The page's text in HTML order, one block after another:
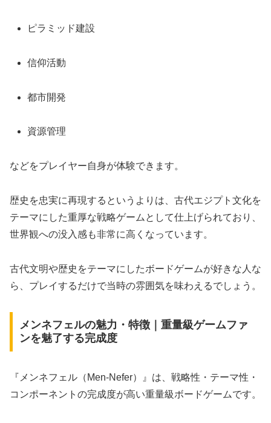
ピラミッド建設
信仰活動
都市開発
資源管理
などをプレイヤー自身が体験できます。
歴史を忠実に再現するというよりは、古代エジプト文化を
テーマにした重厚な戦略ゲームとして仕上げられており、
世界観への没入感も非常に高くなっています。
古代文明や歴史をテーマにしたボードゲームが好きな人な
ら、プレイするだけで当時の雰囲気を味わえるでしょう。
メンネフェルの魅力・特徴｜重量級ゲームファ
ンを魅了する完成度
『メンネフェル（Men-Nefer）』は、戦略性・テーマ性・
コンポーネントの完成度が高い重量級ボードゲームです。